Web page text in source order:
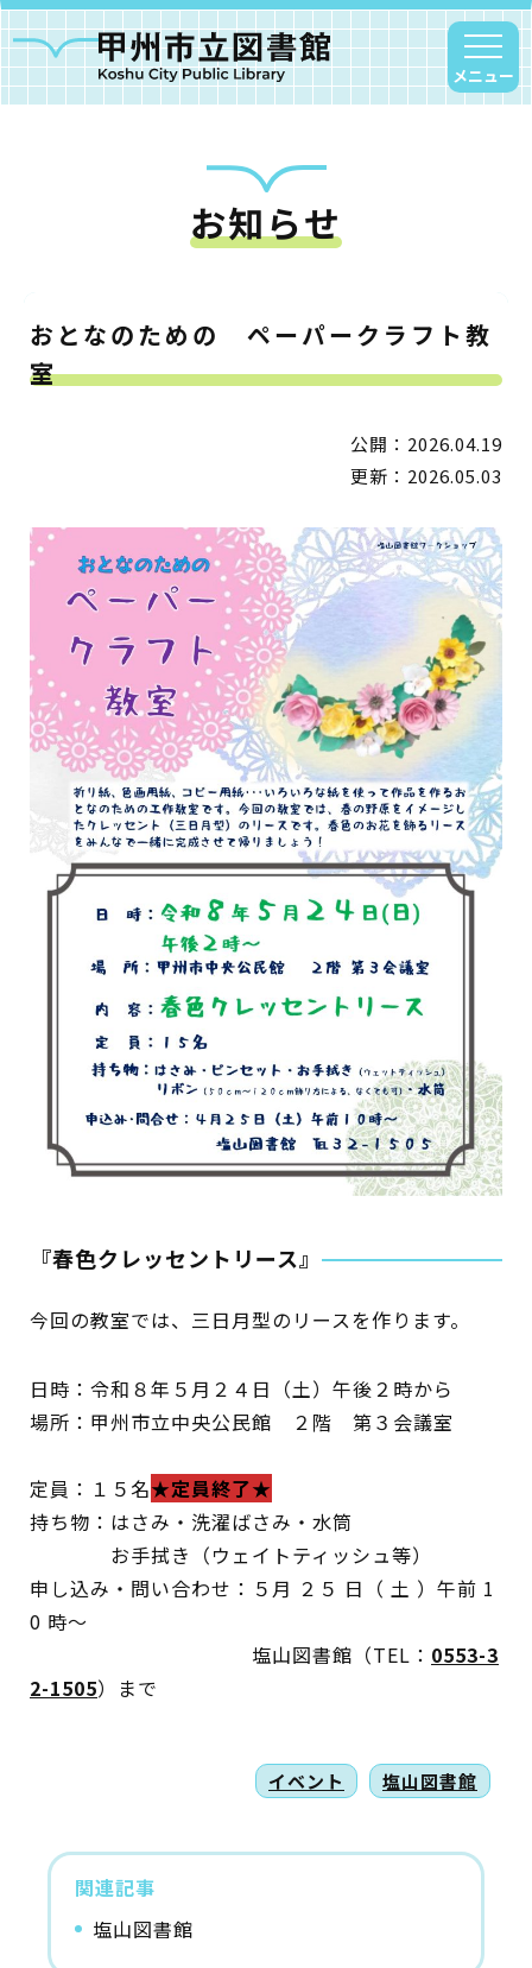
メニュー
お知らせ
おとなのための ペーパークラフト教
室
公開：2026.04.19
更新：2026.05.03
『春色クレッセントリース』
今回の教室では、三日月型のリースを作ります。
日時：令和８年５月２４日（土）午後２時から
場所：甲州市立中央公民館 ２階 第３会議室
定員：１５名★定員終了★
持ち物：はさみ・洗濯ばさみ・水筒
お手拭き（ウェイトティッシュ等）
申し込み・問い合わせ：５月 ２５ 日（ 土 ）午前 1
0 時～
塩山図書館（TEL： 0553-3
2-1505）まで
イベント 塩山図書館
関連記事
塩山図書館
甲州市図書館について
塩山図書館
甘草屋敷子ども図書館
イベント
図書館地図PDF
よくあるご質問
マンガ「雨宮敬二郎」
スポンサー企業
リンク集
利用案内
申請書ダウンロード
インターネットサービス
蔵書検索・マイページ
こどもの
図書館
としょかん
のおしごと
おはなし